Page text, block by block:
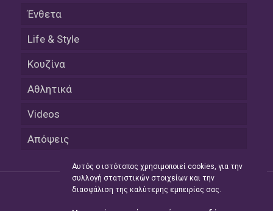
Ένθετα
Life & Style
Κουζίνα
Αθλητικά
Videos
Απόψεις
Αυτός ο ιστότοπος χρησιμοποιεί cookies, για την
συλλογή στατιστικών στοιχείων και την
διασφάλιση της καλύτερης εμπειρίας σας.